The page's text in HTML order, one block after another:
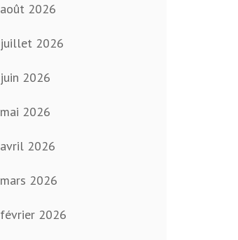
août 2026
juillet 2026
juin 2026
mai 2026
avril 2026
mars 2026
février 2026